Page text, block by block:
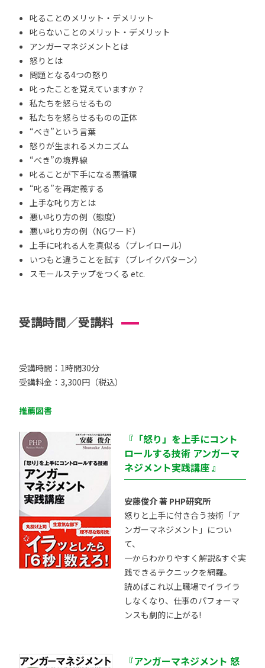
叱ることのメリット・デメリット
叱らないことのメリット・デメリット
アンガーマネジメントとは
怒りとは
問題となる4つの怒り
叱ったことを覚えていますか？
私たちを怒らせるもの
私たちを怒らせるものの正体
“べき”という言葉
怒りが生まれるメカニズム
“べき”の境界線
叱ることが下手になる悪循環
“叱る”を再定義する
上手な叱り方とは
悪い叱り方の例（態度）
悪い叱り方の例（NGワード）
上手に叱れる人を真似る（プレイロール）
いつもと違うことを試す（ブレイクパターン）
スモールステップをつくる etc.
受講時間／受講料
受講時間：1時間30分
受講料金：3,300円（税込）
推薦図書
『「怒り」を上手にコント
ロールする技術 アンガーマ
ネジメント実践講座 』
安藤俊介 著 PHP研究所
怒りと上手に付き合う技術「ア
ンガーマネジメント」につい
て、
一からわかりやすく解説&すぐ実
践できるテクニックを網羅。
読めばこれ以上職場でイライラ
しなくなり、仕事のパフォーマ
ンスも劇的に上がる!
『アンガーマネジメント 怒